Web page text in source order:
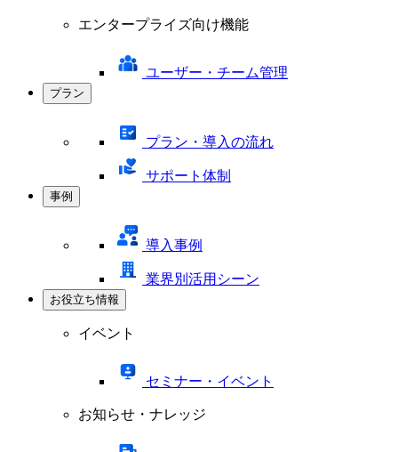
エンタープライズ向け機能
ユーザー・チーム管理
プラン
プラン・導入の流れ
サポート体制
事例
導入事例
業界別活用シーン
お役立ち情報
イベント
セミナー・イベント
お知らせ・ナレッジ